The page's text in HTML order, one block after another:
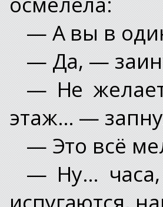
— А вы в
— Да, —
— Не
этаж… —
— Это всё
— Ну… часа,